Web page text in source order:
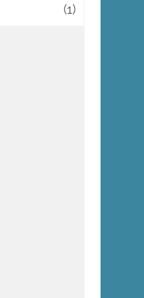
(1)